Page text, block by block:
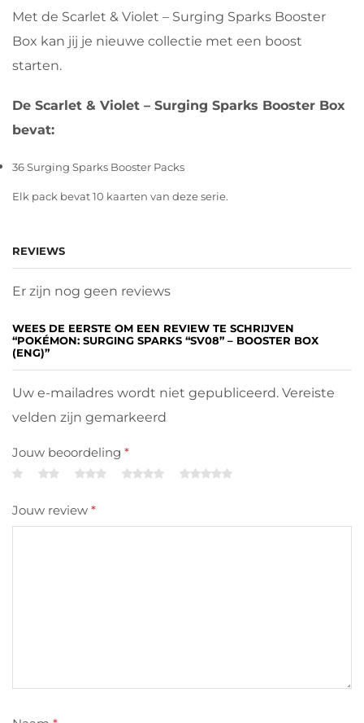
Met de Scarlet & Violet – Surging Sparks Booster
Box kan jij je nieuwe collectie met een boost
starten.
De Scarlet & Violet – Surging Sparks Booster Box
bevat:
36 Surging Sparks Booster Packs
Elk pack bevat 10 kaarten van deze serie.
REVIEWS
Er zijn nog geen reviews
WEES DE EERSTE OM EEN REVIEW TE SCHRIJVEN
“POKÉMON: SURGING SPARKS “SV08” – BOOSTER BOX
(ENG)”
Uw e-mailadres wordt niet gepubliceerd. Vereiste
velden zijn gemarkeerd
Jouw beoordeling *
Jouw review *